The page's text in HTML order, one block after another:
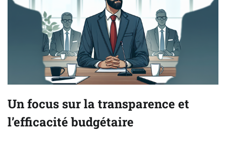
Un focus sur la transparence et
l’efficacité budgétaire